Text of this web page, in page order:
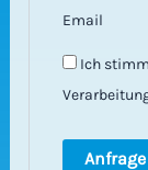
Email
Ich